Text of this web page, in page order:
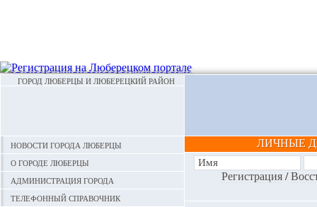
ГОРОД ЛЮБЕРЦЫ И ЛЮБЕРЕЦКИЙ РАЙОН
Новости города Люберцы
О городе Люберцы
Администрация города
Телефонный справочник
ЛИЧНЫЕ
Регистрация/